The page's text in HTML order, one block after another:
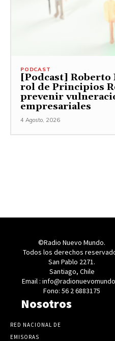
PODCAST
[Podcast] Roberto
rol de Principios
prevenir
empresariales
4 Agosto, 2026
©Radio Nuevo Mundo.
Todos los derechos
San Pablo 2271.
Santiago, Chile
Email :
Fono: 56 2 6883175
Nosotros
RED NACIONAL DE
EMISORAS